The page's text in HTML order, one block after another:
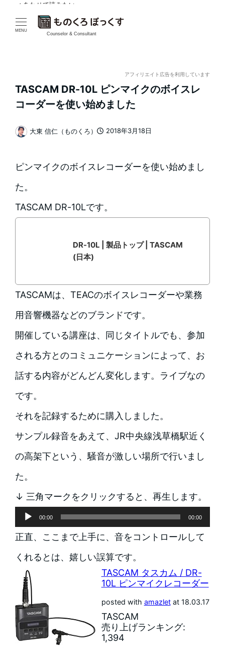
MENU
Counselor & Consultant
アフィリエイト広告を利用しています
TASCAM DR-10L ピンマイクのボイスレ
コーダーを使い始めました
2018年3月18日
著
大東 信仁（ものくろ）
ピンマイクのボイスレコーダーを使い始めまし
た。
TASCAM DR-10Lです。
✓ あわせて読みたい
DR-10L | 製品トップ | TASCAM
(日本)
TASCAMは、TEACのボイスレコーダーや業務
用音響機器などのブランドです。
開催している講座は、同じタイトルでも、参加
される方とのコミュニケーションによって、お
話する内容がどんどん変化します。ライブなの
です。
それを記録するために購入しました。
サンプル録音をあえて、JR中央線浅草橋駅近く
の高架下という、騒音が激しい場所で行いまし
た。
↓ 三角マークをクリックすると、再生します。
声
プ
ー
ヤ
ー
00:00 00:00
正直、ここまで上手に、音をコントロールして
くれるとは、嬉しい誤算です。
TASCAM タスカム / DR-
10L ピンマイクレコーダー
posted with amazletat 18.03.17
TASCAM
売り上げランキング:
1,394